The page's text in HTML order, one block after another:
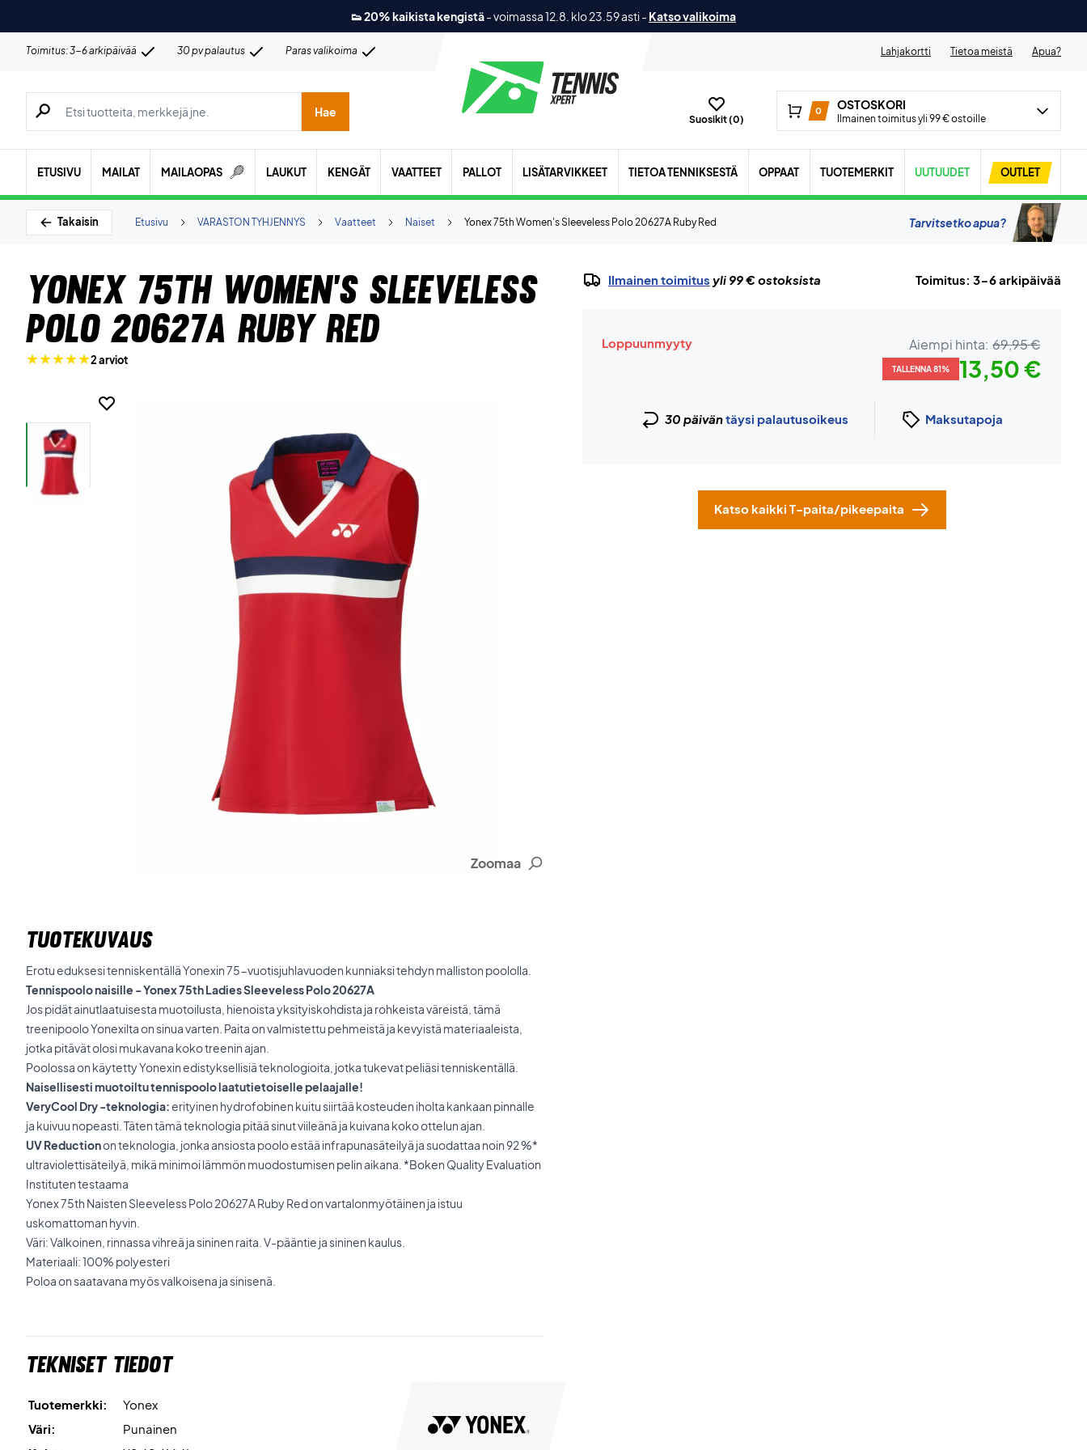
👟 20% kaikista kengistä-voimassa 12.8. klo 23.59 asti- Katso valikoima
Toimitus: 3-6 arkipäivää 30 pv palautus Paras valikoima Lahjakortti Tietoa meistä Apua?
Hae tuotteita, merkkejä jne.
Hae
Suosikit (0)
0 OSTOSKORI
Ilmainen toimitus yli 99 € ostoille
ETUSIVU MAILAT MAILAOPAS LAUKUT KENGÄT VAATTEET PALLOT LISÄTARVIKKEET TIETOA TENNIKSESTÄ OPPAAT TUOTEMERKIT UUTUUDET OUTLET
Takaisin Yonex 75th Women's Sleeveless Polo 20627A Ruby Red
Naiset
Vaatteet
VARASTON TYHJENNYS
Etusivu Tarvitsetko apua?
Yonex 75th Women's Sleeveless
Polo 20627A Ruby Red
2 arviot
Zoomaa
TUOTEKUVAUS
Erotu eduksesi tenniskentällä Yonexin 75-vuotisjuhlavuoden kunniaksi tehdyn malliston poololla.
Tennispoolo naisille - Yonex 75th Ladies Sleeveless Polo 20627A
Jos pidät ainutlaatuisesta muotoilusta, hienoista yksityiskohdista ja rohkeista väreistä, tämä
treenipoolo Yonexilta on sinua varten. Paita on valmistettu pehmeistä ja kevyistä materiaaleista,
jotka pitävät olosi mukavana koko treenin ajan.
Poolossa on käytetty Yonexin edistyksellisiä teknologioita, jotka tukevat peliäsi tenniskentällä.
Naisellisesti muotoiltu tennispoolo laatutietoiselle pelaajalle!
VeryCool Dry -teknologia:erityinen hydrofobinen kuitu siirtää kosteuden iholta kankaan pinnalle
ja kuivuu nopeasti. Täten tämä teknologia pitää sinut viileänä ja kuivana koko ottelun ajan.
UV Reductionon teknologia, jonka ansiosta poolo estää infrapunasäteilyä ja suodattaa noin 92 %*
ultraviolettisäteilyä, mikä minimoi lämmön muodostumisen pelin aikana. *Boken Quality Evaluation
Instituten testaama
Yonex 75th Naisten Sleeveless Polo 20627A Ruby Red on vartalonmyötäinen ja istuu
uskomattoman hyvin.
Väri: Valkoinen, rinnassa vihreä ja sininen raita. V-pääntie ja sininen kaulus.
Materiaali: 100% polyesteri
Poloa on saatavana myös valkoisena ja sinisenä.
Tekniset tiedot
Tuotemerkki:
Yonex
Väri:
Punainen
Ilmainen toimitus yli 99 € ostoksista Toimitus: 3-6 arkipäivää
Loppuunmyyty Aiempi hinta: 69,95 €
TALLENNA 81% 13,50 €
30 päiväntäysi palautusoikeus Maksutapoja
Katso kaikki T-paita/pikeepaita